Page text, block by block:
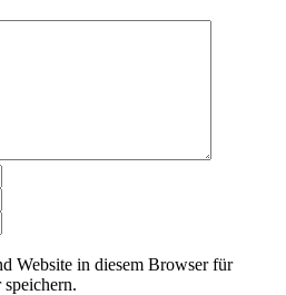
Website in diesem Browser für